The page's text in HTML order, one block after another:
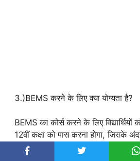
3.)BEMS करने के लिए क्या योग्यता है?
BEMS का कोर्स करने के लिए
12वीं कक्षा को पास करना होगा, जिसके
होने चाहिए।